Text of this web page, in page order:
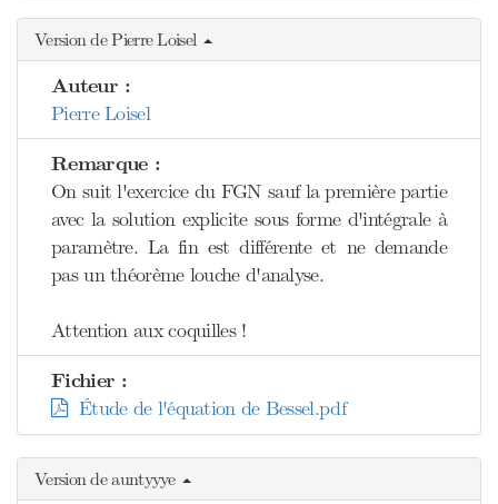
Version de Pierre Loisel
Auteur :
Pierre Loisel
Remarque :
On suit l'exercice du FGN sauf la première partie
avec la solution explicite sous forme d'intégrale à
paramètre. La fin est différente et ne demande
pas un théorème louche d'analyse.
Attention aux coquilles !
Fichier :
Étude de l'équation de Bessel.pdf
Version de auntyyye